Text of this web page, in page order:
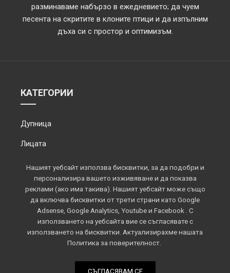
Нашият уебсайт използва бисквитки, за да подобри и
персонализира вашето изживяване и да показва
реклами (ако има такива). Нашият уебсайт може също
да включва бисквитки от трети страни като Google
Adsense, Google Analytics, Youtube и Facebook . С
използването на уебсайта вие се съгласявате с
използването на бисквитки. Актуализирахме нашата
Политика за поверителност.
СЪГЛАСЯВАМ СЕ
разминаваме набързо в ежедневието; да чуем
песента на скритите в клоните птици и да изпълним
дъха си с простор и оптимизъм.
КАТЕГОРИИ
Дупница
Лицата
Обектив
Околията
Площадът
Спорт